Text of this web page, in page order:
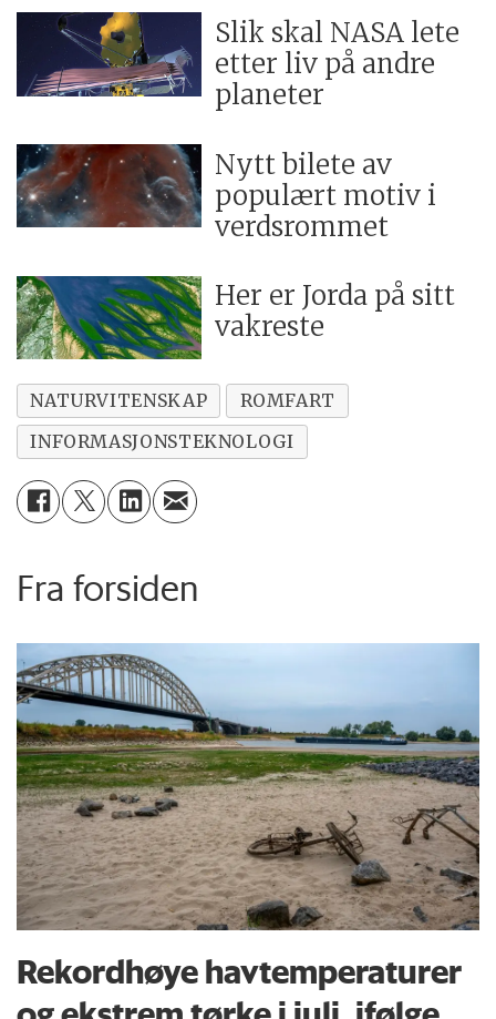
Slik skal NASA lete
etter liv på andre
planeter
Nytt bilete av
populært motiv i
verdsrommet
Her er Jorda på sitt
vakreste
NATURVITENSKAP
ROMFART
INFORMASJONSTEKNOLOGI
Fra forsiden
Rekordhøye havtemperaturer